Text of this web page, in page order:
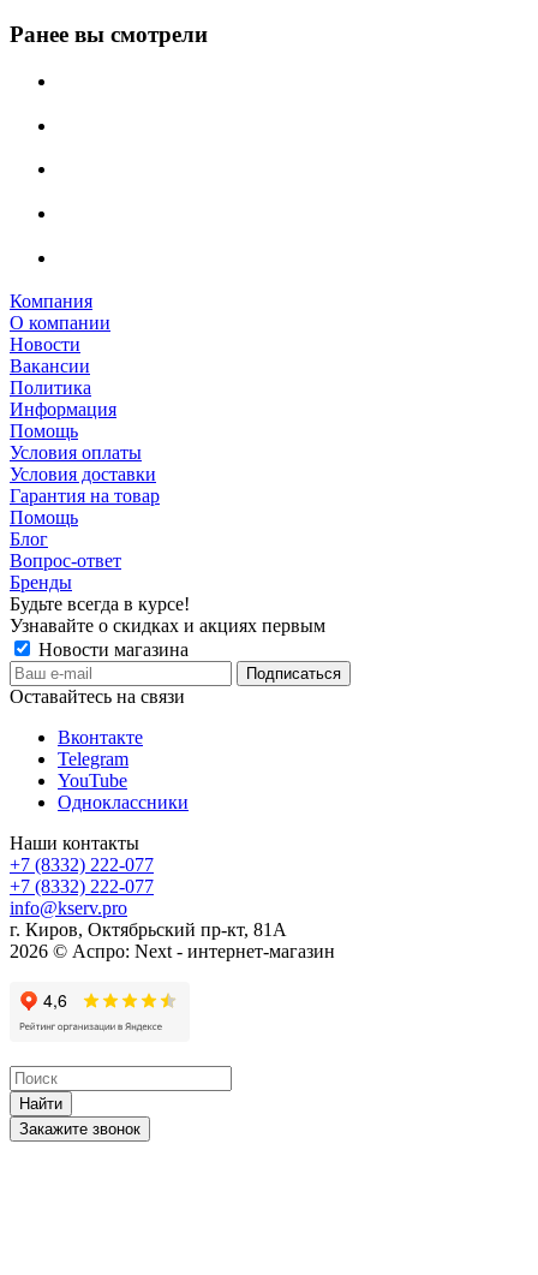
Ранее вы смотрели
Компания
О компании
Новости
Вакансии
Политика
Информация
Помощь
Условия оплаты
Условия доставки
Гарантия на товар
Помощь
Блог
Вопрос-ответ
Бренды
Будьте всегда в курсе!
Узнавайте о скидках и акциях первым
Новости магазина
Оставайтесь на связи
Вконтакте
Telegram
YouTube
Одноклассники
Наши контакты
+7 (8332) 222-077
+7 (8332) 222-077
info@kserv.pro
г. Киров, Октябрьский пр-кт, 81А
2026 © Аспро: Next - интернет-магазин
Найти
Закажите звонок